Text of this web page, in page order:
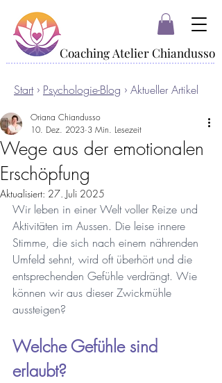
Coaching Atelier Chiandusso
Coaching Atelier Chiandusso
Start› Psychologie-Blog › Aktueller Artikel
Wege aus der emotionalen
Erschöpfung
Oriana Chiandusso
10. Dez. 2023 3 Min. Lesezeit
Aktualisiert: 27. Juli 2025
Wir leben in einer Welt voller Reize und
Aktivitäten im Aussen. Die leise innere
Stimme, die sich nach einem nährenden
Umfeld sehnt, wird oft überhört und die
entsprechenden Gefühle verdrängt. Wie
können wir aus dieser Zwickmühle
aussteigen?
Welche Gefühle sind
erlaubt?